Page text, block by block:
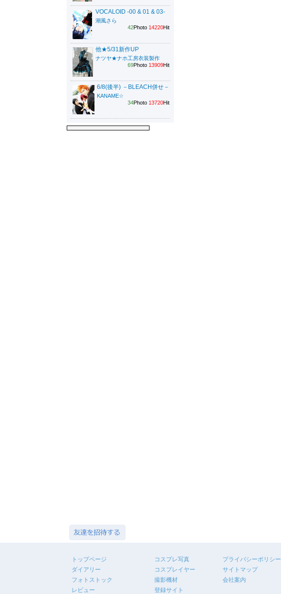
VOCALOID -00 & 01 & 03-
潮風さら
42Photo 14220Hit
他★5/31新作UP
ナツヤ★ナホ工房衣装製作
69Photo 13909Hit
6/8(後半) －BLEACH併せ－
KANAME☆
34Photo 13720Hit
トップページ
ダイアリー
フォトストック
レビュー
コスプレ写真
コスプレイヤー
撮影機材
登録サイト
プライバシーポリシー
サイトマップ
会社案内